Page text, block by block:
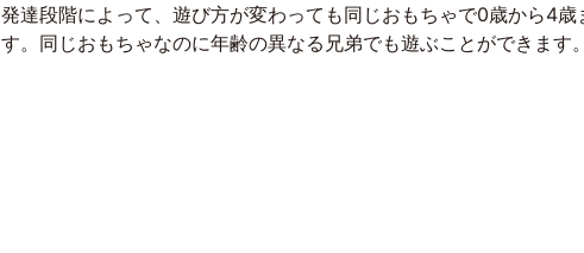
発達段階によって、遊び方が変わっても同じおもちゃで0歳から4歳
す。同じおもちゃなのに年齢の異なる兄弟でも遊ぶことができます。